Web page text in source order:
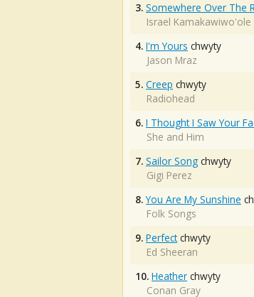
3. Somewhere Over The
Israel Kamakawiwo'ole
4. I'm Yours chwyty
Jason Mraz
5. Creep chwyty
Radiohead
6. I Thought I Saw Your
She and Him
7. Sailor Song chwyty
Gigi Perez
8. You Are My Sunshine
Folk Songs
9. Perfectchwyty
Ed Sheeran
10. Heather chwyty
Conan Gray